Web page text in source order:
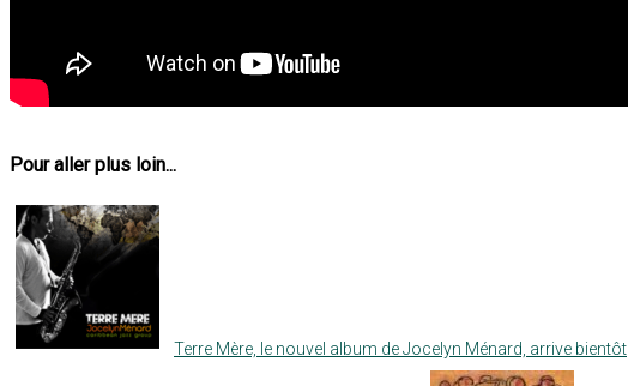
Pour aller plus loin...
Terre Mère, le nouvel album de Jocelyn Ménard, arrive bientôt